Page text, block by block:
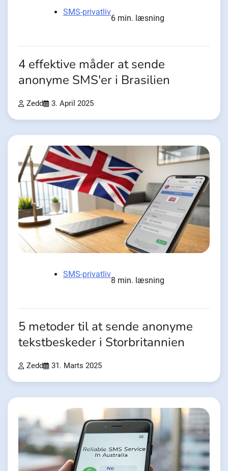
SMS-privatliv
6 min. læsning
4 effektive måder at sende
anonyme SMS'er i Brasilien
Zedd 3. April 2025
SMS-privatliv
8 min. læsning
5 metoder til at sende anonyme
tekstbeskeder i Storbritannien
Zedd 31. Marts 2025